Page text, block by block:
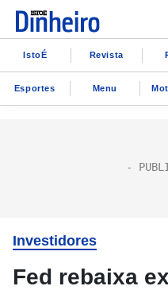
IstoÉ Revista
Esportes Menu
Investidores
Fed rebaixa